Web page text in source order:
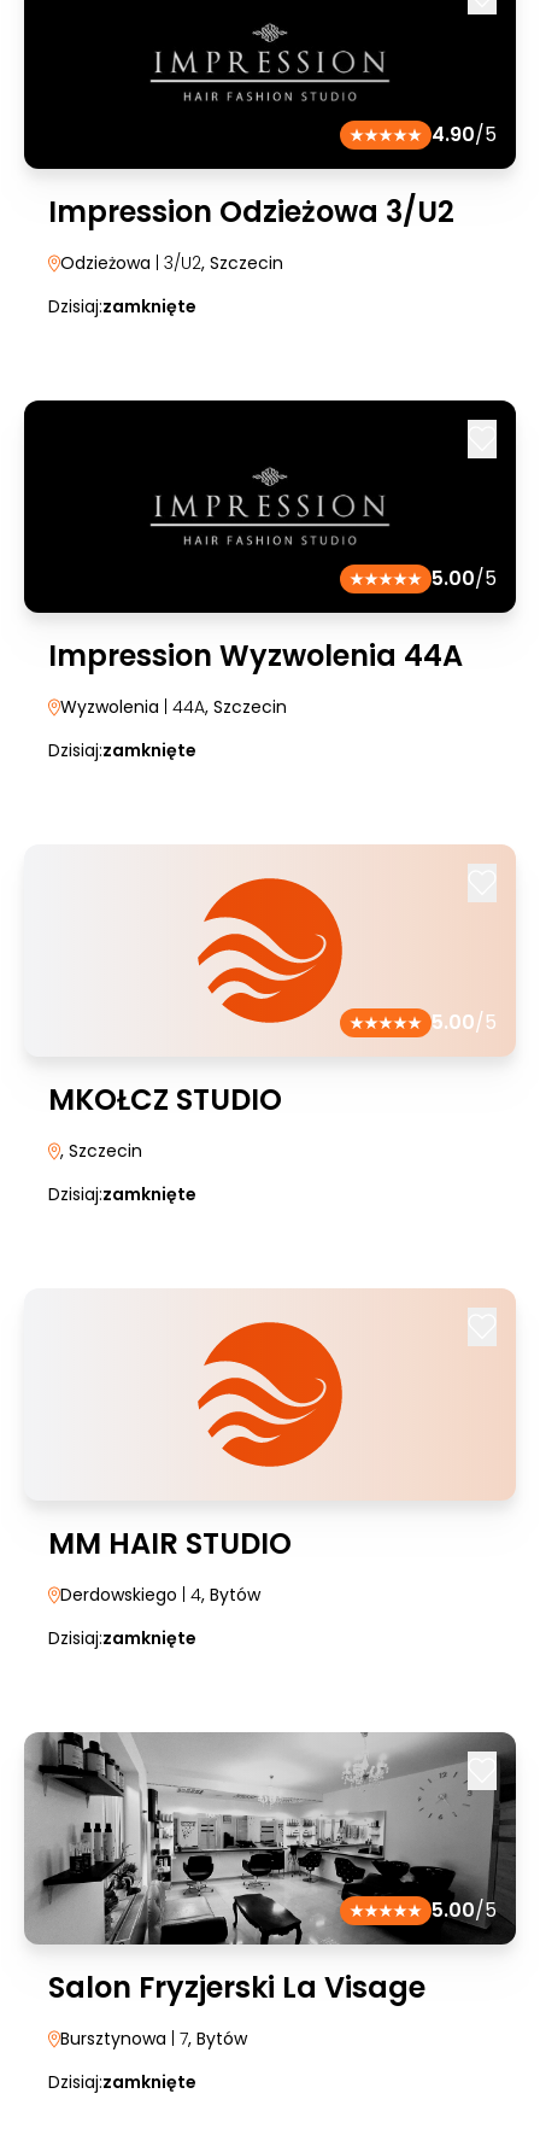
4.90/5
Impression Odzieżowa 3/U2
Odzieżowa | 3/U2, Szczecin
Dzisiaj:zamknięte
5.00/5
Impression Wyzwolenia 44A
Wyzwolenia | 44A, Szczecin
Dzisiaj:zamknięte
5.00/5
MKOŁCZ STUDIO
, Szczecin
Dzisiaj:zamknięte
MM HAIR STUDIO
Derdowskiego | 4, Bytów
Dzisiaj:zamknięte
5.00/5
Salon Fryzjerski La Visage
Bursztynowa | 7, Bytów
Dzisiaj:zamknięte